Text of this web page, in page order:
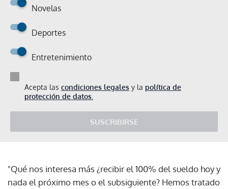
Novelas
Deportes
Entretenimiento
Acepta las condiciones legales y la política de
protección de datos.
SUSCRIBIRSE
"Qué nos interesa más ¿recibir el 100% del sueldo hoy y
nada el próximo mes o el subsiguiente? Hemos tratado